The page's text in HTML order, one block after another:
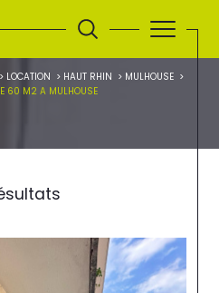
LOCATION HAUT RHIN
MULHOUSE
60 M2 A MULHOUSE